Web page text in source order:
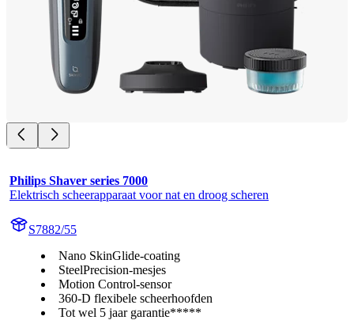
Philips Shaver series 7000
Elektrisch scheerapparaat voor nat en droog scheren
S7882/55
Nano SkinGlide-coating
SteelPrecision-mesjes
Motion Control-sensor
360-D flexibele scheerhoofden
Tot wel 5 jaar garantie*****